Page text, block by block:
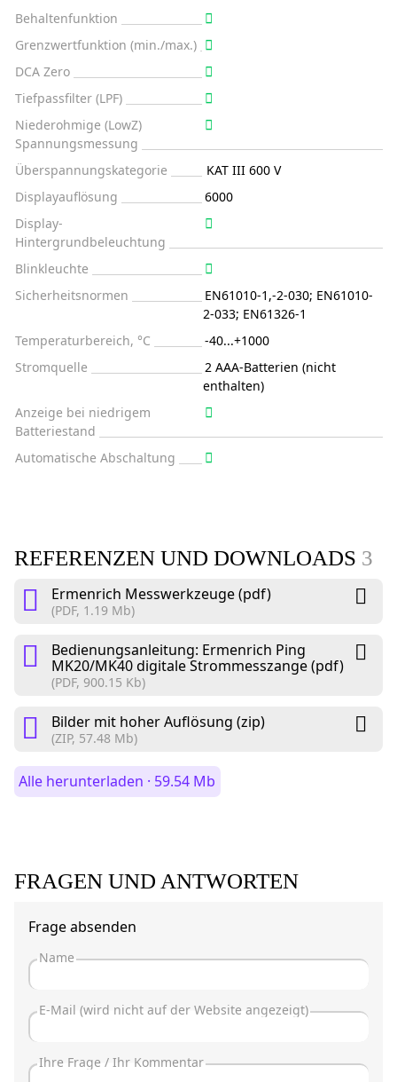
Behaltenfunktion
Grenzwertfunktion (min./max.)
DCA Zero
Tiefpassfilter (LPF)
Niederohmige (LowZ)
Spannungsmessung
Überspannungskategorie
KAT III 600 V
Displayauflösung
6000
Display-
Hintergrundbeleuchtung
Blinkleuchte
Sicherheitsnormen
EN61010-1,-2-030; EN61010-
2-033; EN61326-1
Temperaturbereich, °C
-40...+1000
Stromquelle
2 AAA-Batterien (nicht
enthalten)
Anzeige bei niedrigem
Batteriestand
Automatische Abschaltung
REFERENZEN UND DOWNLOADS 3
Ermenrich Messwerkzeuge (pdf)
(PDF, 1.19 Mb)
Bedienungsanleitung: Ermenrich Ping
MK20/MK40 digitale Strommesszange (pdf)
(PDF, 900.15 Kb)
Bilder mit hoher Auflösung (zip)
(ZIP, 57.48 Mb)
Alle herunterladen · 59.54 Mb
FRAGEN UND ANTWORTEN
Frage absenden